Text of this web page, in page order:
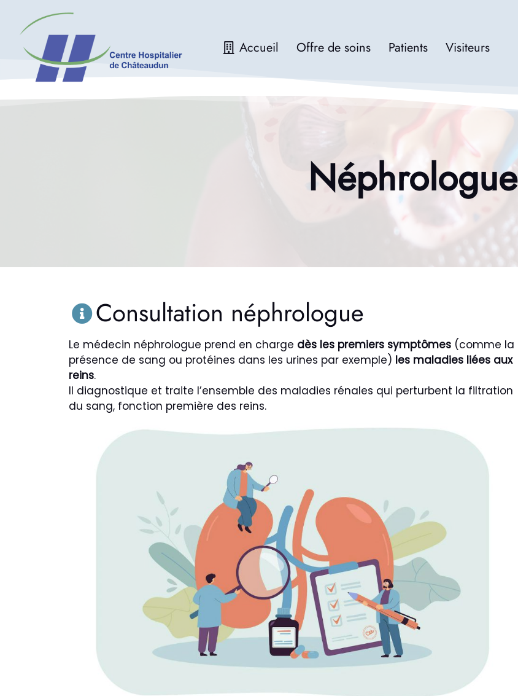
Accueil Offre de soins Patients Visiteurs
Néphrologue
Consultation néphrologue
Le médecin néphrologue prend en charge dès les premiers symptômes (comme la
présence de sang ou protéines dans les urines par exemple) les maladies liées aux
reins.
Il diagnostique et traite l’ensemble des maladies rénales qui perturbent la filtration
du sang, fonction première des reins.